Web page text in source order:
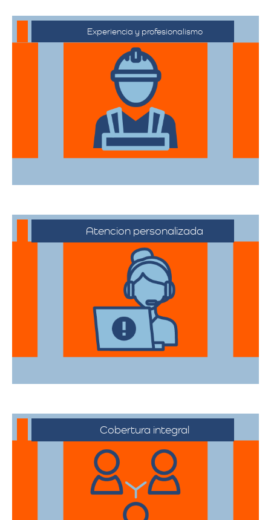
Experiencia y profesionalismo
Contamos con una extensa trayectoria
en el sector de trasteos, ofreciendo un
servicio confiable y de alta calidad.
Atencion personalizada
Nuestros asesores están a su disposición
para acompañarte en cada etapa del
proceso, asegurando que todas sus
necesidades sean atendidas.
Cobertura integral
Ofrecemos servicios de trasteos en toda
la ciudad de Cúcuta, facilitando su
traslado a cualquier sector.